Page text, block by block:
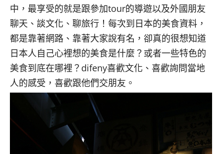
中，最享受的就是跟參加tour的導遊以及外國朋友
聊天、談文化、聊旅行！每次到日本的美食資料，
都是靠著網路、靠著大家說有名，卻真的很想知道
日本人自己心裡想的美食是什麼？或者一些特色的
美食到底在哪裡？ difeny喜歡文化、喜歡詢問當地
人的感受，喜歡跟他們交朋友。